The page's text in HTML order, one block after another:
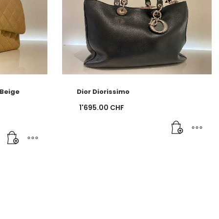
Dior Diorissimo
1'695.00 CHF